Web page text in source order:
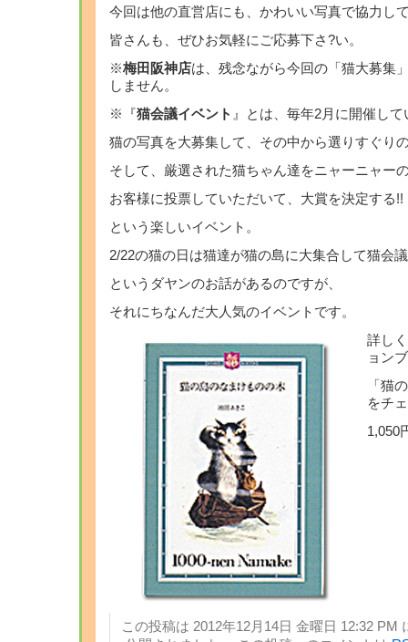
今回は他の直営店にも、かわいい写真で協力し
皆さんも、ぜひお気軽にご応募下さ?い。
※梅田阪神店は、残念ながら今回の「猫大募集
しません。
※『猫会議イベント 』とは、毎年2月に開催し
猫の写真を大募集して、その中から選りすぐり
そして、厳選された猫ちゃん達をニャーニャー
お客様に投票していただいて、大賞を決定する!!
という楽しいイベント。
2/22の猫の日は猫達が猫の島に大集合して猫会
というダヤンのお話があるのですが、
それにちなんだ大人気のイベントです。
詳し
ョン
「猫
をチ
1,050
この投稿は 2012年12月14日 金曜日 12:32 PM